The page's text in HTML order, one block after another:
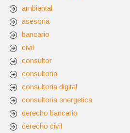
ambiental
asesoria
bancario
civil
consultor
consultoria
consultoria digital
consultoria energetica
derecho bancario
derecho civil